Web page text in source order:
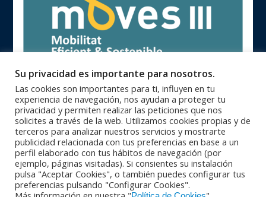
Oficinas Centrales 93 846 62 28 |Zona Catalunya 93 840 71 25 |
Zona Centro 91 364 10 08 |Zona Norte 94 623 28 46 |
Zona Sur 95 564 26 92 |PORTUGAL
+351 229 42 65 33
© Copyright 2016 - Maquinser , S.A. |Aviso Legal
Política de
privacidad|Política de calidad |Condiciones Generales de Venta |
Su privacidad es importante para nosotros.
Las cookies son importantes para ti, influyen en tu
experiencia de navegación, nos ayudan a proteger tu
privacidad y permiten realizar las peticiones que nos
solicites a través de la web. Utilizamos cookies propias y de
terceros para analizar nuestros servicios y mostrarte
publicidad relacionada con tus preferencias en base a un
perfil elaborado con tus hábitos de navegación (por
ejemplo, páginas visitadas). Si consientes su instalación
pulsa "Aceptar Cookies", o también puedes configurar tus
preferencias pulsando "Configurar Cookies".